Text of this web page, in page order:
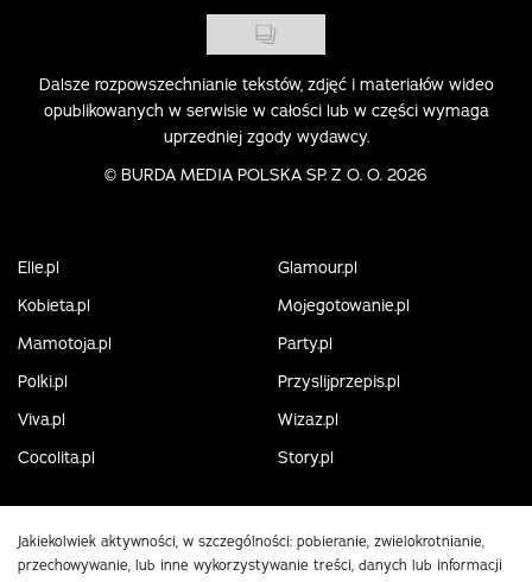
Dalsze rozpowszechnianie tekstów, zdjęć i materiałów wideo
opublikowanych w serwisie w całości lub w części wymaga
uprzedniej zgody wydawcy.
© BURDA MEDIA POLSKA SP. Z O. O. 2026
Elle.pl
Glamour.pl
Kobieta.pl
Mojegotowanie.pl
Mamotoja.pl
Party.pl
Polki.pl
Przyslijprzepis.pl
Viva.pl
Wizaz.pl
Cocolita.pl
Story.pl
Jakiekolwiek aktywności, w szczególności: pobieranie, zwielokrotnianie,
przechowywanie, lub inne wykorzystywanie treści, danych lub informacji